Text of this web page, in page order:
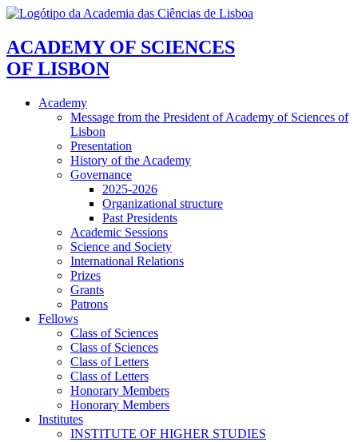
ACADEMY OF SCIENCES
OF LISBON
Academy
Message from the President of Academy of Sciences of
Lisbon
Presentation
History of the Academy
Governance
2025-2026
Organizational structure
Past Presidents
Academic Sessions
Science and Society
International Relations
Prizes
Grants
Patrons
Fellows
Class of Sciences
Class of Sciences
Class of Letters
Class of Letters
Honorary Members
Honorary Members
Institutes
INSTITUTE OF HIGHER STUDIES